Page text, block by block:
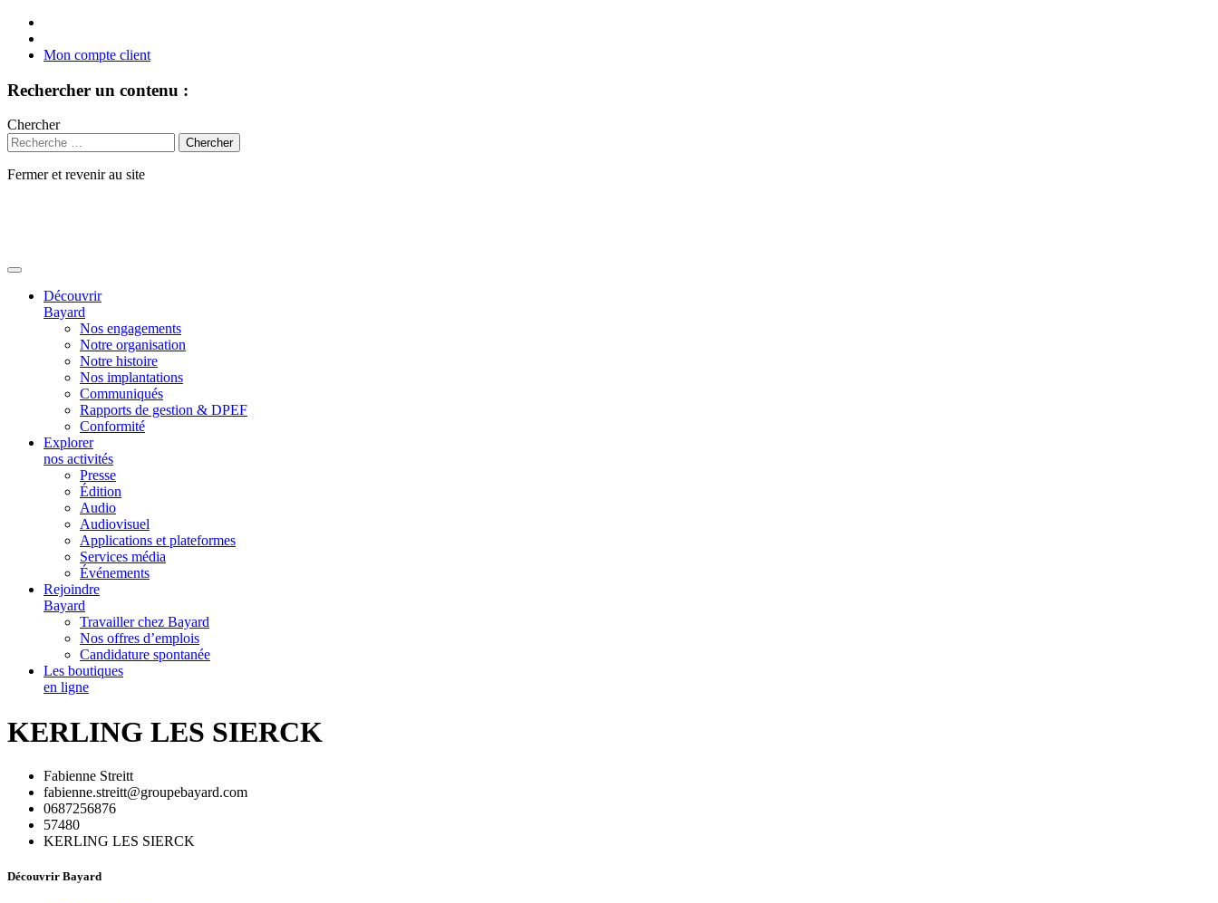
Mon compte client
Rechercher un contenu :
Chercher
Fermer et revenir au site
Découvrir
Bayard
Nos engagements
Notre organisation
Notre histoire
Nos implantations
Communiqués
Rapports de gestion & DPEF
Conformité
Explorer
nos activités
Presse
Édition
Audio
Audiovisuel
Applications et plateformes
Services média
Événements
Rejoindre
Bayard
Travailler chez Bayard
Nos offres d’emplois
Candidature spontanée
Les boutiques
en ligne
KERLING LES SIERCK
Fabienne Streitt
fabienne.streitt@groupebayard.com
0687256876
57480
KERLING LES SIERCK
Découvrir Bayard